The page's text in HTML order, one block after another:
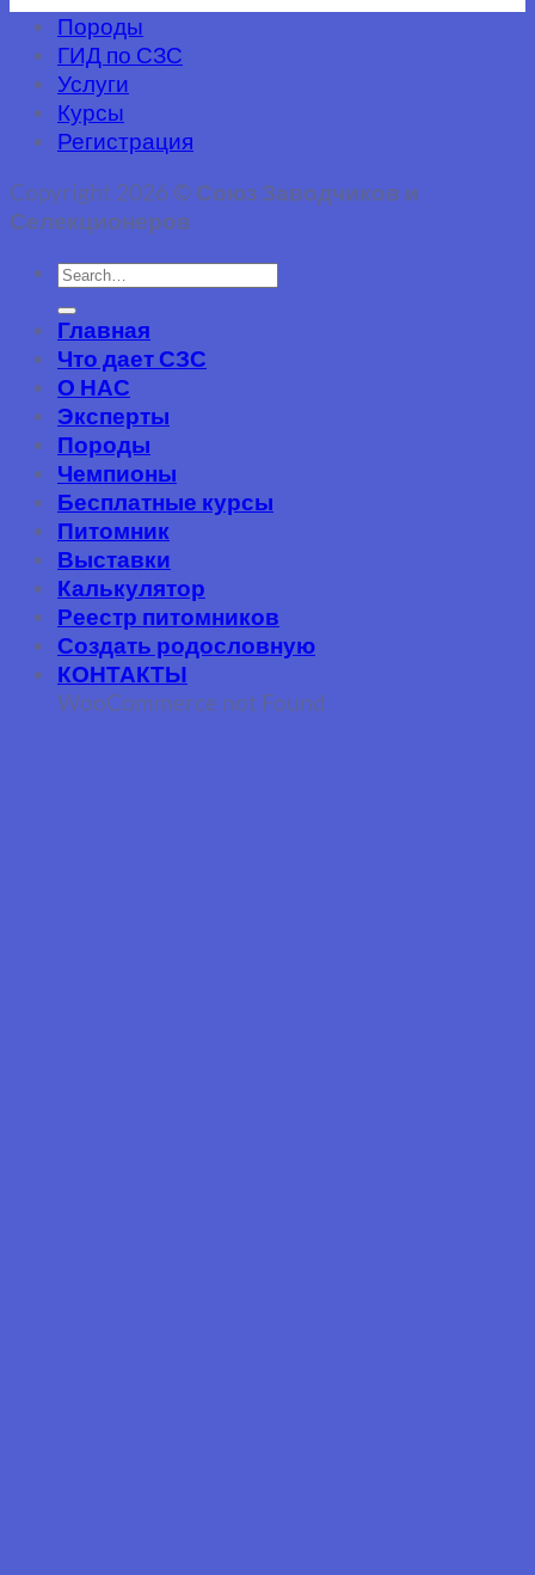
Породы
ГИД по СЗС
Услуги
Курсы
Регистрация
Copyright 2026 © Союз Заводчиков и
Селекционеров
Главная
Что дает СЗС
О НАС
Эксперты
Породы
Чемпионы
Бесплатные курсы
Питомник
Выставки
Калькулятор
Реестр питомников
Создать родословную
КОНТАКТЫ
WooCommerce not Found